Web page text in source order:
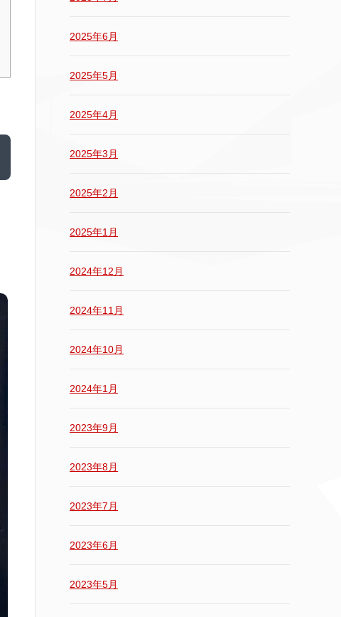
2025年6月
2025年5月
2025年4月
2025年3月
2025年2月
2025年1月
2024年12月
2024年11月
2024年10月
2024年1月
2023年9月
2023年8月
2023年7月
2023年6月
2023年5月